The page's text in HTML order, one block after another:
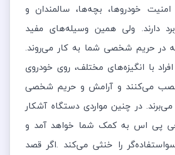
خودروها، بچه‌ها، سالمندان و
دارند. ولی همین وسیله‌های مفید
در حریم شخصی شما به کار می‌روند.
با انگیزه‌های مختلف، روی خودروی
می‌کنند و آرامش و حریم شخصی
در چنین مواردی دستگاه آشکار
پی اس به کمک شما خواهد آمد و
را خنثی می‌کند .اگر قصد